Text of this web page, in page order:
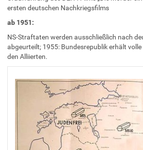
ersten deutschen Nachkriegsfilms
ab 1951:
NS-Straftaten werden ausschließlich nach
abgeurteilt; 1955: Bundesrepublik erhält
den Alliierten.